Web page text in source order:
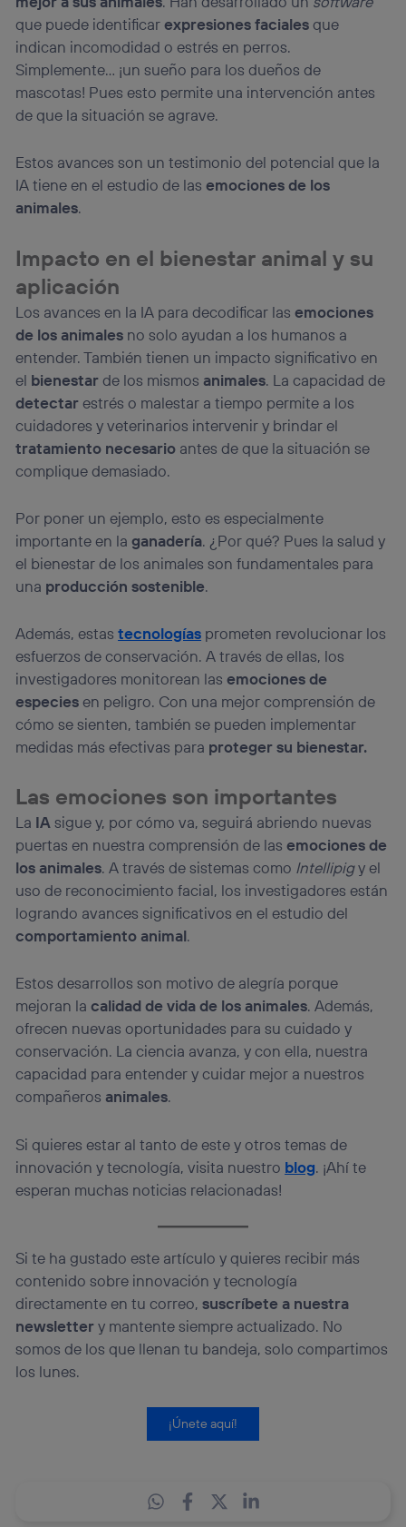
que puede identificarexpresiones facialesque
indican incomodidad o estrés en perros.
Simplemente… ¡un sueño para los dueños de
mascotas! Pues esto permite una intervención antes
de que la situación se agrave.
Estos avances son un testimonio del potencial que la
IA tiene en el estudio de lasemociones de los
animales.
Impacto en el bienestar animal y su
aplicación
Los avances en la IA para decodificar lasemociones
de los animales no solo ayudan a los humanos a
entender. También tienen un impacto significativo en
el bienestarde los mismos animales. La capacidad de
detectarestrés o malestar a tiempo permite a los
cuidadores y veterinarios intervenir y brindar el
tratamiento necesario antes de que la situación se
complique demasiado.
Por poner un ejemplo, esto es especialmente
importante en laganadería. ¿Por qué? Pues la salud y
el bienestar de los animales son fundamentales para
una producción sostenible.
Además, estastecnologías prometen revolucionar los
esfuerzos de conservación. A través de ellas, los
investigadores monitorean lasemociones de
especiesen peligro. Con una mejor comprensión de
cómo se sienten, también se pueden implementar
medidas más efectivas para proteger su bienestar.
Las emociones son importantes
La IAsigue y, por cómo va, seguirá abriendo nuevas
puertas en nuestra comprensión de lasemociones de
los animales. A través de sistemas como Intellipigy el
uso de reconocimiento facial, los investigadores están
logrando avances significativos en el estudio del
comportamiento animal.
Estos desarrollos son motivo de alegría porque
mejoran lacalidad de vida de los animales. Además,
ofrecen nuevas oportunidades para su cuidado y
conservación. La ciencia avanza, y con ella, nuestra
capacidad para entender y cuidar mejor a nuestros
compañeros animales.
Si quieres estar al tanto de este y otros temas de
innovación y tecnología, visita nuestro blog. ¡Ahí te
esperan muchas noticias relacionadas!
Si te ha gustado este artículo y quieres recibir más
contenido sobre innovación y tecnología
directamente en tu correo,suscríbete a nuestra
newslettery mantente siempre actualizado. No
somos de los que llenan tu bandeja, solo compartimos
los lunes.
¡Únete aquí!